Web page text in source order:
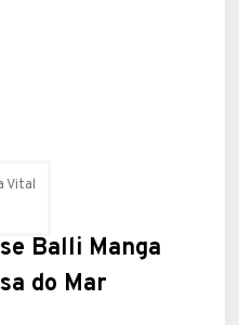
Vital
Balli Manga
do Mar